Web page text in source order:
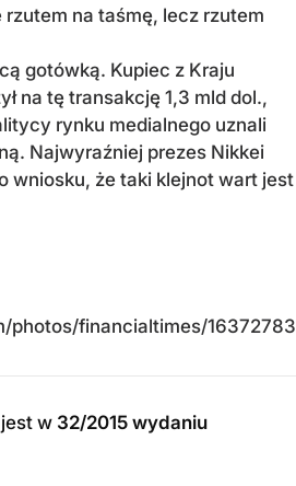
rzutem na taśmę, lecz rzutem
gotówką. Kupiec z Kraju
na tę transakcję 1,3 mld dol.,
rynku medialnego uznali
Najwyraźniej prezes Nikkei
wniosku, że taki klejnot wart jest
photos/financialtimes/
jest w 32/2015 wydaniu